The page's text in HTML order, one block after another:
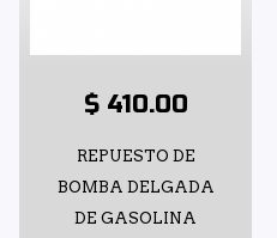
$ 410.00
REPUESTO DE
BOMBA DELGADA
DE GASOLINA